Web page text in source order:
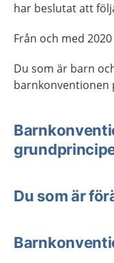
har beslutat att
Från och med
Du som är barn
barnkonventionen
Du som är